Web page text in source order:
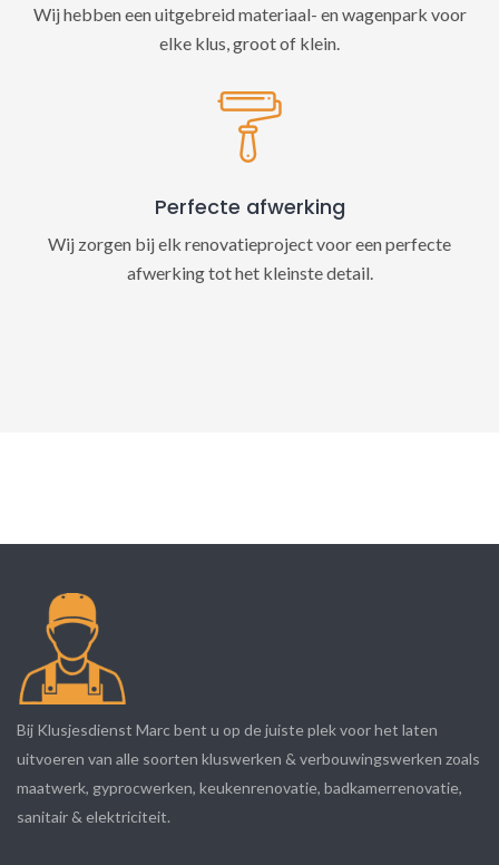
Wij hebben een uitgebreid materiaal- en wagenpark voor
elke klus, groot of klein.
Perfecte afwerking
Wij zorgen bij elk renovatieproject voor een perfecte
afwerking tot het kleinste detail.
Bij Klusjesdienst Marc bent u op de juiste plek voor het laten
uitvoeren van alle soorten kluswerken & verbouwingswerken zoals
maatwerk, gyprocwerken, keukenrenovatie, badkamerrenovatie,
sanitair & elektriciteit.